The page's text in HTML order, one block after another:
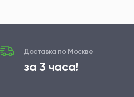
Доставка по Москве
за 3 часа!